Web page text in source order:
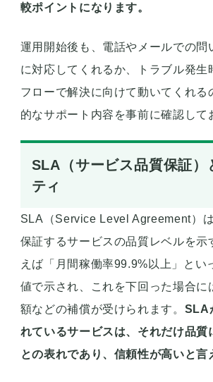
較ポイントになります。
運用開始後も、電話やメールでの問
に対応してくれるか、トラブル発生
フローで解決に向けて動いてくれる
的なサポート内容を事前に確認して
SLA（サービス品質保証）
ティ
SLA（Service Level Agreement）
保証するサービスの品質レベルを示
えば「月間稼働率99.9%以上」とい
値で示され、これを下回った場合に
額などの補償が受けられます。 SLA
れているサービスは、それだけ品質
との表れであり、信頼性が高いと言